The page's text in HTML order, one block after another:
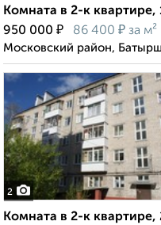
Комната в 2-к квартире,
950 000 ₽ 86 400 ₽ за м²
Московский район,
2
Комната в 2-к квартире,